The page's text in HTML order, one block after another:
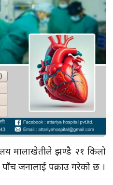
मालाखेतीले झण्डै २१ किलो
जनालाई पक्राउ गरेको छ ।